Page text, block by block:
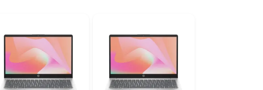
приложений, интернет-сёрфинга и
скорости. SSD-накопитель на 512 ГБ обеспечивает
Большой дисплей удобен для работы с